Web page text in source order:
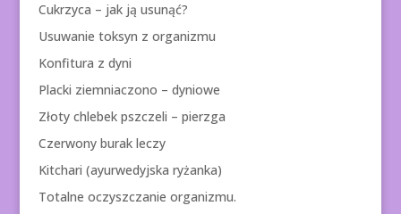
Cukrzyca – jak ją usunąć?
Usuwanie toksyn z organizmu
Konfitura z dyni
Placki ziemniaczono – dyniowe
Złoty chlebek pszczeli – pierzga
Czerwony burak leczy
Kitchari (ayurwedyjska ryżanka)
Totalne oczyszczanie organizmu.